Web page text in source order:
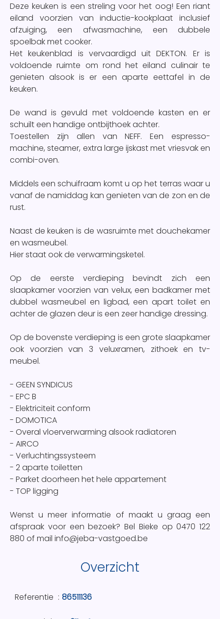
Deze keuken is een streling voor het oog! Een riant
eiland voorzien van inductie-kookplaat inclusief
afzuiging, een afwasmachine, een dubbele
spoelbak met cooker.
Het keukenblad is vervaardigd uit DEKTON. Er is
voldoende ruimte om rond het eiland culinair te
genieten alsook is er een aparte eettafel in de
keuken.
De wand is gevuld met voldoende kasten en er
schuilt een handige ontbijthoek achter.
Toestellen zijn allen van NEFF. Een espresso-
machine, steamer, extra large ijskast met vriesvak en
combi-oven.
Middels een schuifraam komt u op het terras waar u
vanaf de namiddag kan genieten van de zon en de
rust.
Naast de keuken is de wasruimte met douchekamer
en wasmeubel.
Hier staat ook de verwarmingsketel.
Op de eerste verdieping bevindt zich een
slaapkamer voorzien van velux, een badkamer met
dubbel wasmeubel en ligbad, een apart toilet en
achter de glazen deur is een zeer handige dressing.
Op de bovenste verdieping is een grote slaapkamer
ook voorzien van 3 veluxramen, zithoek en tv-
meubel.
- GEEN SYNDICUS
- EPC B
- Elektriciteit conform
- DOMOTICA
- Overal vloerverwarming alsook radiatoren
- AIRCO
- Verluchtingssysteem
- 2 aparte toiletten
- Parket doorheen het hele appartement
- TOP ligging
Wenst u meer informatie of maakt u graag een
afspraak voor een bezoek? Bel Bieke op 0470 122
880 of mail info@jeba-vastgoed.be
Overzicht
Referentie 86511136